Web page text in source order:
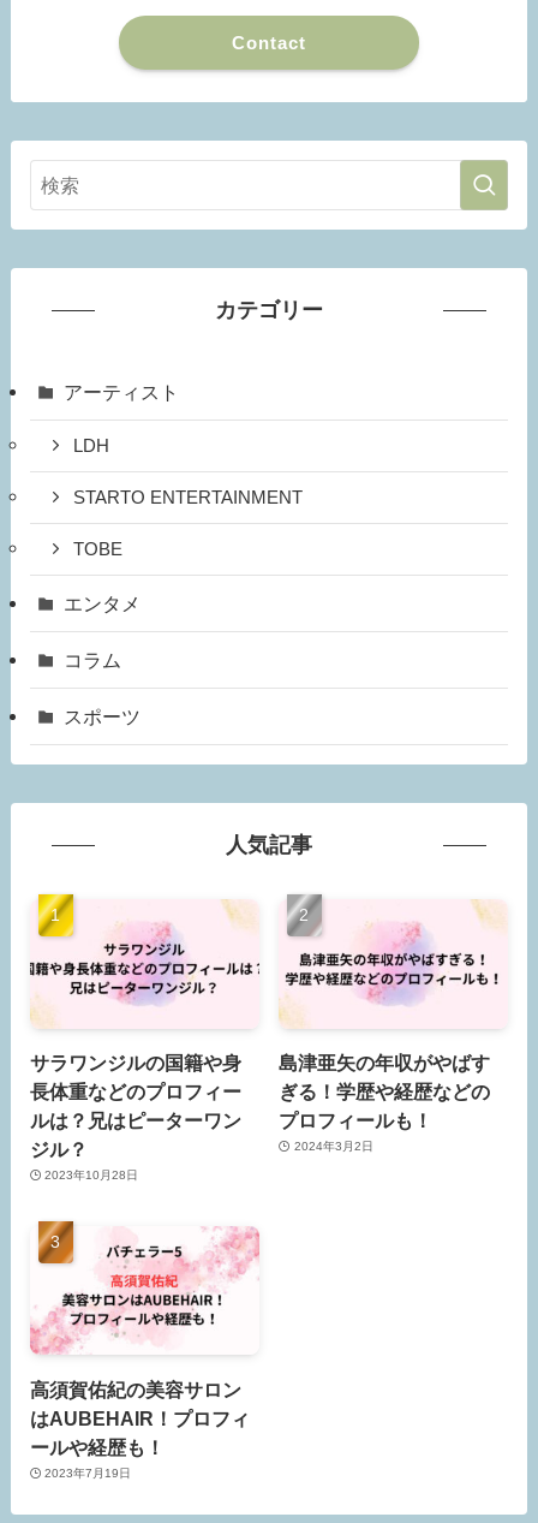
Contact
カテゴリー
アーティスト
LDH
STARTO ENTERTAINMENT
TOBE
エンタメ
コラム
スポーツ
人気記事
サラワンジルの国籍や身
長体重などのプロフィー
ルは？兄はピーターワン
ジル？
2023年10月28日
島津亜矢の年収がやばす
ぎる！学歴や経歴などの
プロフィールも！
2024年3月2日
高須賀佑紀の美容サロン
はAUBEHAIR！プロフィ
ールや経歴も！
2023年7月19日